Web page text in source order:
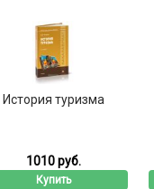
История туризма
1010 руб.
Купить